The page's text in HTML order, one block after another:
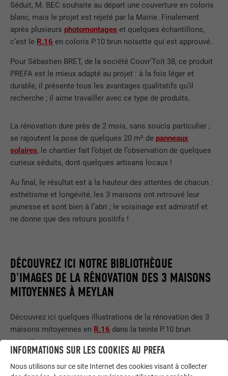
Séduit, M. BEC souhaite au départ une couverture en coloris
blanc, mais le projet est rejeté par la Mairie. Finalement
après plusieurs photomontages et quelques échantillons,
c’est le R.16 en coloris P.10 brun noisette qui est approuvé.
Pour Sébastien BRET, de la société Couvr’Toit 38, ce produit
PREFA est le mieux adapté au projet : à la fois léger et
durable, il présente tous les avantages qualitatifs qu’il
recherche ; il aime travailler avec ce type de produits.
La rénovation dure près de 2 mois, sans soucis particulier ;
se rajoutent la pose de quelques 20 m² de panneaux
solaires, le chantier fait l’objet de l’observation de quelques
curieux séduits, dont quelques artisans locaux !
Au final, le résultat est à la hauteur des attentes de chacun :
esthétisme et longévité, les 3 maisons ont retrouvé leur
jeunesse et sont bien à l’abri ; le voisinage est admiratif et
ne donne que des retours positifs !
DÉCOUVREZ ICI NOTRE BIBLIOTHÈQUE
D'IMAGES DE LA RÉNOVATION DES 3 MAISONS
MITOYENNES À MEYLAN
Découvrez ici quelques illustrations de la rénovation des 3
maisons mitoyennes en R.16 dans la teinte P.10 brun
noisette.
INFORMATIONS SUR LES COOKIES AU PREFA
Nous utilisons sur ce site Internet des cookies visant à collecter